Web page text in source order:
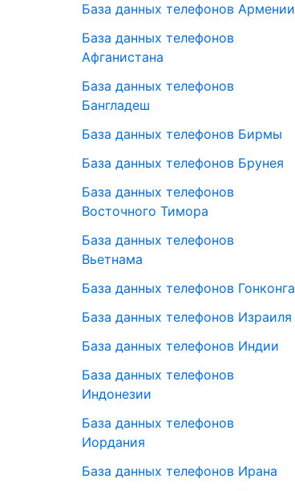
База данных телефонов Армении
База данных телефонов
Афганистана
База данных телефонов
Бангладеш
База данных телефонов Бирмы
База данных телефонов Брунея
База данных телефонов
Восточного Тимора
База данных телефонов
Вьетнама
База данных телефонов Гонконга
База данных телефонов Израиля
База данных телефонов Индии
База данных телефонов
Индонезии
База данных телефонов
Иордания
База данных телефонов Ирана